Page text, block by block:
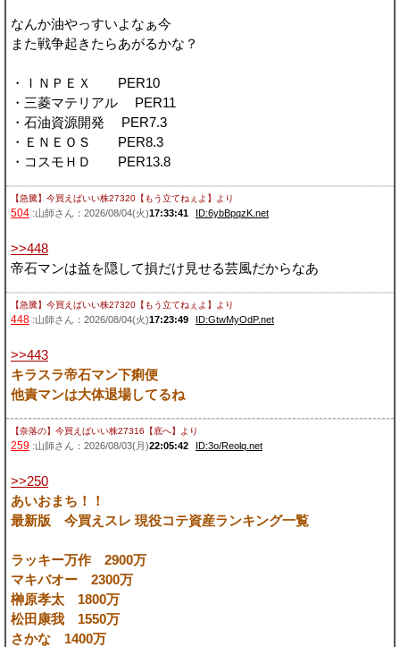
なんか油やっすいよなぁ今
また戦争起きたらあがるかな？
・ＩＮＰＥＸ PER10
・三菱マテリアル PER11
・石油資源開発 PER7.3
・ＥＮＥＯＳ PER8.3
・コスモＨＤ PER13.8
【急騰】今買えばいい株27320【もう立てねぇよ】 より
504 :山師さん：2026/08/04(火)17:33:41 ID:6ybBpqzK.net
>>448
帝石マンは益を隠して損だけ見せる芸風だからなあ
【急騰】今買えばいい株27320【もう立てねぇよ】 より
448 :山師さん：2026/08/04(火)17:23:49 ID:GtwMyOdP.net
>>443
キラスラ帝石マン下痢便
他責マンは大体退場してるね
【奈落の】今買えばいい株27316【底へ】 より
259 :山師さん：2026/08/03(月)22:05:42 ID:3o/Reolq.net
>>250
あいおまち！！
最新版 今買えスレ 現役コテ資産ランキング一覧
ラッキー万作 2900万
マキバオー 2300万
榊原孝太 1800万
松田康我 1550万
さかな 1400万